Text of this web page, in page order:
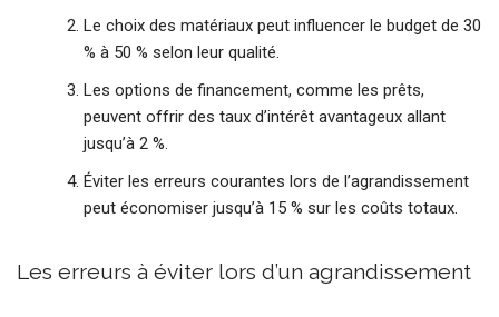
Le choix des matériaux peut influencer le budget de 30
% à 50 % selon leur qualité.
Les options de financement, comme les prêts,
peuvent offrir des taux d’intérêt avantageux allant
jusqu’à 2 %.
Éviter les erreurs courantes lors de l’agrandissement
peut économiser jusqu’à 15 % sur les coûts totaux.
Les erreurs à éviter lors d’un agrandissement